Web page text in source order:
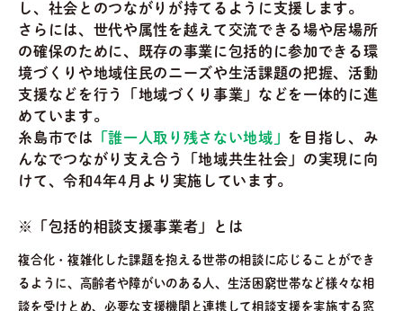
し、社会とのつながりが持てるように支援します。
さらには、世代や属性を越えて交流できる場や居場所
の確保のために、既存の事業に包括的に参加できる環
境づくりや地域住民のニーズや生活課題の把握、活動
支援などを行う「地域づくり事業」などを一体的に進
めています。
糸島市では 「誰一人取り残さない地域」 を目指し、み
んなでつながり支え合う「地域共生社会」の実現に向
けて、令和4年4月より実施しています。
※「包括的相談支援事業者」とは
複合化・複雑化した課題を抱える世帯の相談に応じることができ
るように、高齢者や障がいのある人、生活困窮世帯など様々な相
談を受けとめ、必要な支援機関と連携して相談支援を実施する窓